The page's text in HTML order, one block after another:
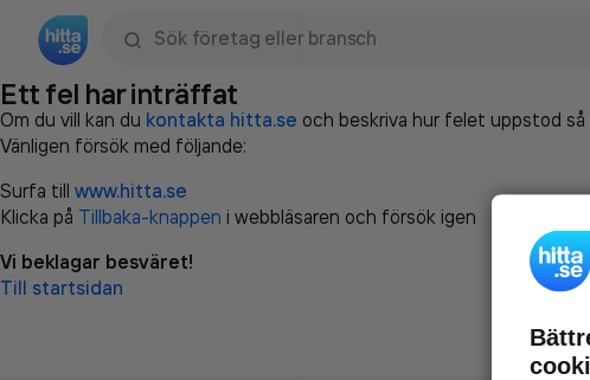
Ett fel har inträffat
Om du vill kan du kontakta hitta.se och beskriva hur felet uppstod
Vänligen försök med följande:
Surfa till www.hitta.se
Klicka på Tillbaka-knappen i webbläsaren och försök igen
Vi beklagar besväret!
Till startsidan